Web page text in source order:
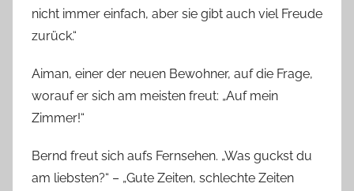
nicht immer einfach, aber sie gibt auch viel Freude
zurück.“
Aiman, einer der neuen Bewohner, auf die Frage,
worauf er sich am meisten freut: „Auf mein
Zimmer!“
Bernd freut sich aufs Fernsehen. „Was guckst du
am liebsten?“ – „Gute Zeiten, schlechte Zeiten